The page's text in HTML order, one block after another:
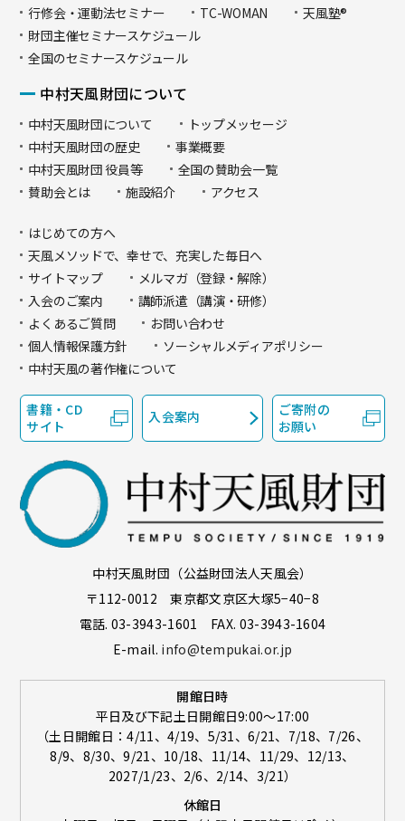
書籍・CD
サイト
入会案内
ご寄附の
お願い
中村天風財団（公益財団法人天風会）
〒112-0012 東京都文京区大塚5−40−8
電話. 03-3943-1601 FAX. 03-3943-1604
E-mail. info@tempukai.or.jp
開館日時
平日及び下記土日開館日9:00～17:00
（土日開館日：4/11、4/19、5/31、6/21、7/18、7/26、
8/9、8/30、9/21、10/18、11/14、11/29、12/13、
2027/1/23、2/6、2/14、3/21）
休館日
行修会・運動法セミナー
TC-WOMAN
天風塾®
財団主催セミナースケジュール
全国のセミナースケジュール
中村天風財団について
中村天風財団について
トップメッセージ
中村天風財団の歴史
事業概要
中村天風財団 役員等
全国の賛助会一覧
賛助会とは
施設紹介 アクセス
はじめての方へ
天風メソッドで、幸せで、充実した毎日へ
サイトマップ
メルマガ（登録・解除）
入会のご案内
講師派遣（講演・研修）
よくあるご質問
お問い合わせ
個人情報保護方針
ソーシャルメディアポリシー
中村天風の著作権について